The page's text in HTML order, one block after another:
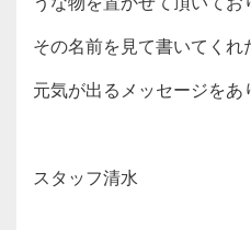
その名前を見て書いてくれ
元気が出るメッセージをあ
スタッフ清水